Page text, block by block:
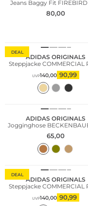
Jeans Baggy Fit
80,00
DEAL
ADIDAS ORIGINALS
Steppjacke COMMERCIAL
UVP140,00 90,99
ADIDAS ORIGINALS
Jogginghose
65,00
DEAL
ADIDAS ORIGINALS
Steppjacke COMMERCIAL
UVP140,00 90,99